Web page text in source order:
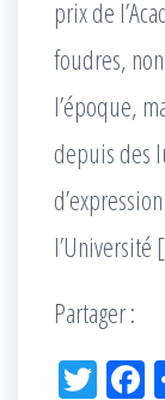
prix de
foudres,
l’époque,
depuis des
Partager :
Tw